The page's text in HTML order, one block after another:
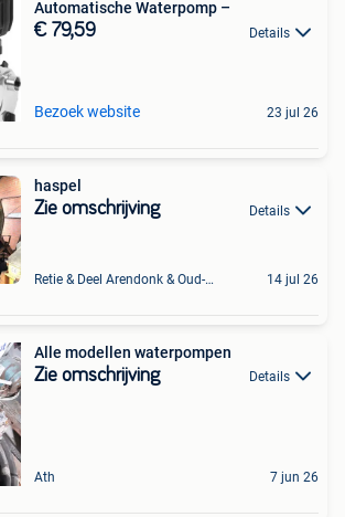
Automatische Waterpomp –
€ 79,59 Details
Bezoek website 23 jul 26
haspel
Zie omschrijving Details
Retie & Deel Arendonk & Oud-Turnhout 14 jul 26
Alle modellen waterpompen
Zie omschrijving Details
Ath 7 jun 26